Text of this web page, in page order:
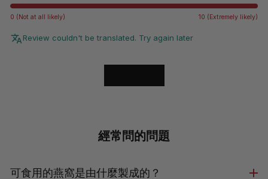
0 (Not at all likely) 10 (Extremely likely)
Review couldn't be translated. Try again later
經常問的問題
可食用的燕窩是由什麼製成的？